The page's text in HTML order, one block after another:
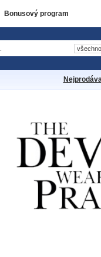
Bonusový program